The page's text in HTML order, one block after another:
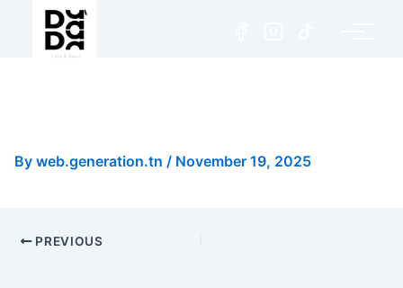
By web.generation.tn / November 19, 2025
PREVIOUS